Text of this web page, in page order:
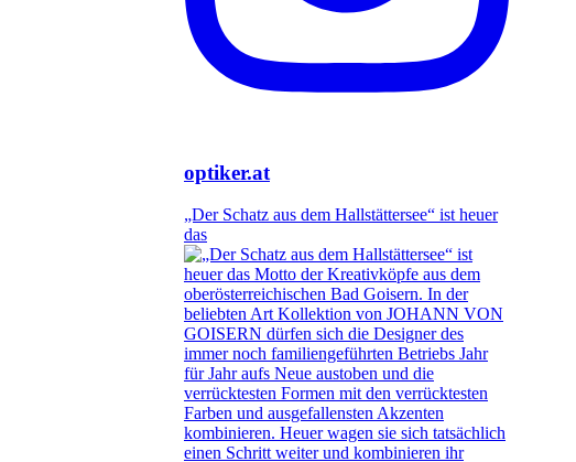
optiker.at
„Der Schatz aus dem Hallstättersee“ ist heuer
das